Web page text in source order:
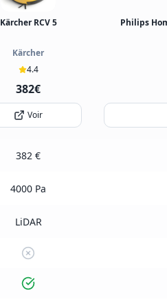
Kärcher RCV 5
Kärcher
4.4
382€
Voir
Philips
382 €
4000 Pa
LiDAR